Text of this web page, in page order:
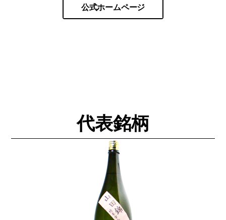
公式ホームページ
代表銘柄